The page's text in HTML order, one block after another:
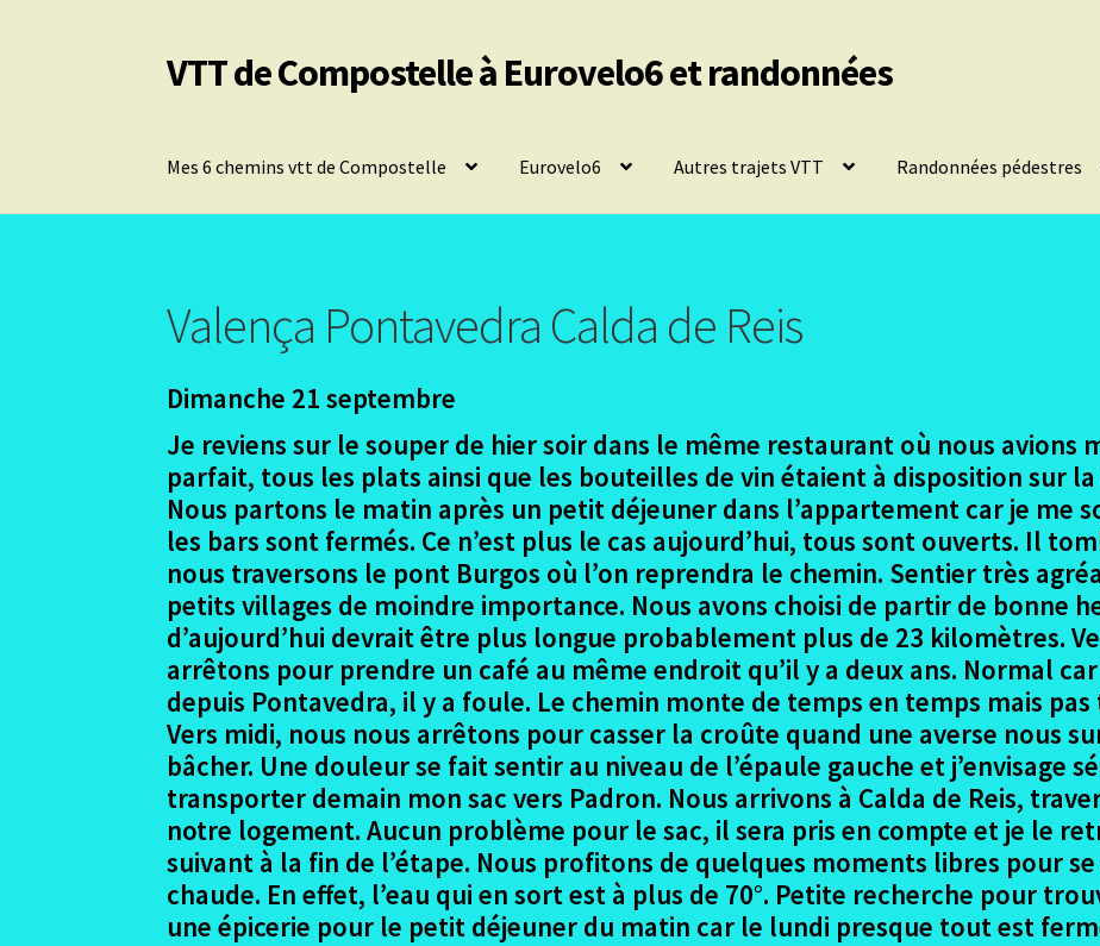
Aller
à
Aller
au
VTT de Compostelle à Eurovelo6 et randonnées
Mes 6 chemins vtt de Compostelle Eurovelo6 Autres trajets VTT Randonnées pédestres
Valença Pontavedra Calda de Reis
Dimanche 21 septembre
Je reviens sur le souper de hier soir dans le même restaurant où nous avions
parfait, tous les plats ainsi que les bouteilles de vin étaient à disposition sur
Nous partons le matin après un petit déjeuner dans l’appartement car je me
les bars sont fermés. Ce n’est plus le cas aujourd’hui, tous sont ouverts. Il
nous traversons le pont Burgos où l’on reprendra le chemin. Sentier très
petits villages de moindre importance. Nous avons choisi de partir de bonne
d’aujourd’hui devrait être plus longue probablement plus de 23 kilomètres.
arrêtons pour prendre un café au même endroit qu’il y a deux ans. Normal
depuis Pontavedra, il y a foule. Le chemin monte de temps en temps mais
Vers midi, nous nous arrêtons pour casser la croûte quand une averse nous
bâcher. Une douleur se fait sentir au niveau de l’épaule gauche et j’envisage
transporter demain mon sac vers Padron. Nous arrivons à Calda de Reis,
notre logement. Aucun problème pour le sac, il sera pris en compte et je le
suivant à la fin de l’étape. Nous profitons de quelques moments libres pour
chaude. En effet, l’eau qui en sort est à plus de 70°. Petite recherche pour
une épicerie pour le petit déjeuner du matin car le lundi presque tout est